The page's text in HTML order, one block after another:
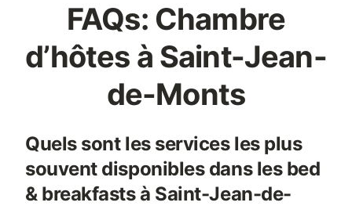
FAQs: Chambre
d’hôtes à Saint-Jean-
de-Monts
Quels sont les services les plus
souvent disponibles dans les bed
& breakfasts à Saint-Jean-de-